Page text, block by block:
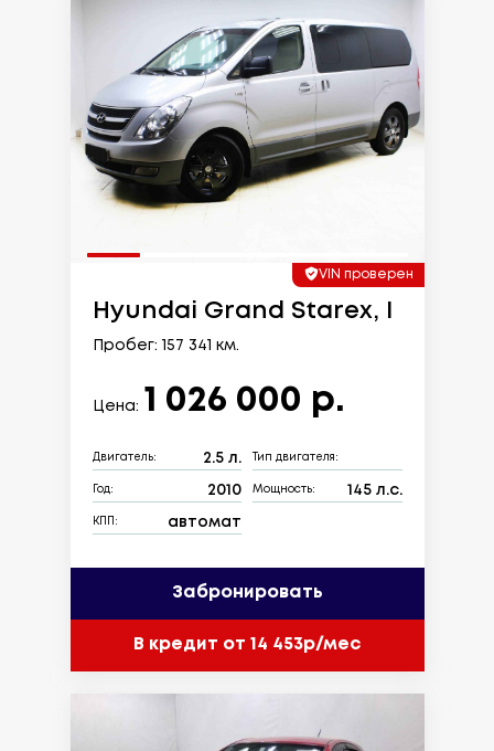
VIN проверен
Hyundai Grand Starex, I
Пробег: 157 341 км.
Цена: 1 026 000 р.
Двигатель: 2.5 л. Тип двигателя:
Год: 2010 Мощность: 145 л.с.
КПП: автомат
Забронировать
В кредит от 14 453р/мес